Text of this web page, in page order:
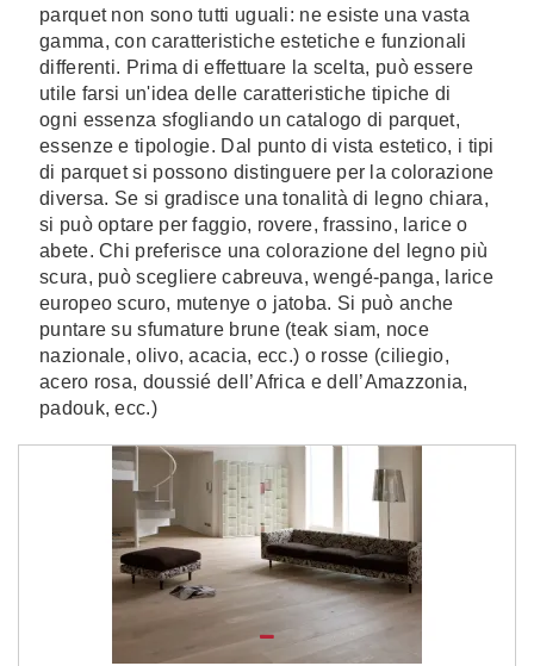
parquet non sono tutti uguali: ne esiste una vasta
gamma, con caratteristiche estetiche e funzionali
differenti. Prima di effettuare la scelta, può essere
utile farsi un'idea delle caratteristiche tipiche di
ogni essenza sfogliando un catalogo di parquet,
essenze e tipologie. Dal punto di vista estetico, i tipi
di parquet si possono distinguere per la colorazione
diversa. Se si gradisce una tonalità di legno chiara,
si può optare per faggio, rovere, frassino, larice o
abete. Chi preferisce una colorazione del legno più
scura, può scegliere cabreuva, wengé-panga, larice
europeo scuro, mutenye o jatoba. Si può anche
puntare su sfumature brune (teak siam, noce
nazionale, olivo, acacia, ecc.) o rosse (ciliegio,
acero rosa, doussié dell’Africa e dell’Amazzonia,
padouk, ecc.)